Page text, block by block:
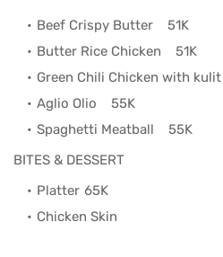
Beef Crispy Butter 51K
Butter Rice Chicken 51K
Green Chili Chicken with kulit
Aglio Olio 55K
Spaghetti Meatball 55K
BITES & DESSERT
Platter 65K
Chicken Skin